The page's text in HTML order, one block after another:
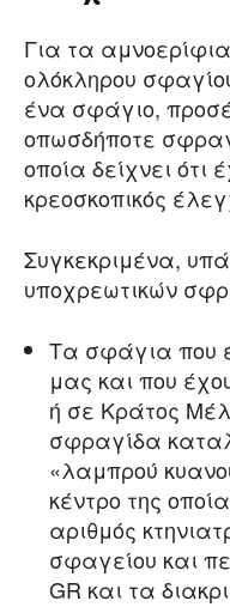
Για τα
ολόκληρου
ένα σφάγιο,
οπωσδήποτε
οποία δείχνει ότι
κρεοσκοπικός
Συγκεκριμένα,
υποχρεωτικών
Τα σφάγια που
μας και που
ή σε Κράτος
σφραγίδα
«λαμπρού
κέντρο της
αριθμός
σφαγείου και
GR και τα